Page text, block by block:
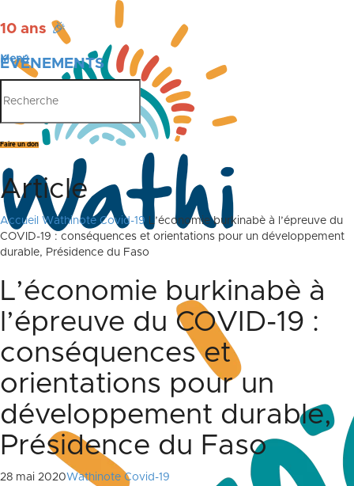
10 ans 🎉
ÉVÉNEMENTS
PUBLICATIONS
Menu
Faire un don
Article
Accueil Wathinote Covid-19 L’économie burkinabè à l’épreuve du
COVID-19 : conséquences et orientations pour un développement
durable, Présidence du Faso
L’économie burkinabè à
l’épreuve du COVID-19 :
conséquences et
orientations pour un
développement durable,
Présidence du Faso
28 mai 2020Wathinote Covid-19